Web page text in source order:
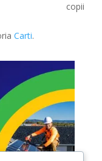
copii
Carti.